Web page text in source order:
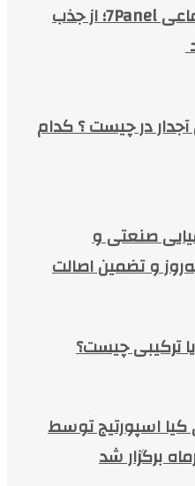
خدمات شبکه‌های اجتماعی 7Panel؛ از جذب
در چیست ؟ کدام
صنعتی و
و تضمین اصالت
ترکیبی چیست؟
اسپورتیج توسط
برگزار شد